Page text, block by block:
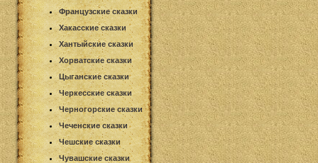
Французские сказки
Хакасские сказки
Хантыйские сказки
Хорватские сказки
Цыганские сказки
Черкесские сказки
Черногорские сказки
Чеченские сказки
Чешские сказки
Чувашские сказки